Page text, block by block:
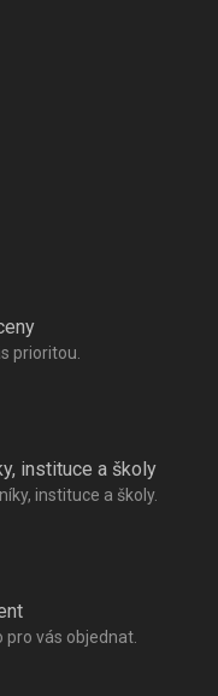
prioritou.
instituce a školy
instituce a školy.
pro vás objednat.